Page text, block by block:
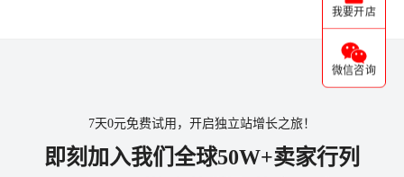
我要开店
微信咨询
7天0元免费试用，开启独立站增长之旅！
即刻加入我们全球50W+卖家行列